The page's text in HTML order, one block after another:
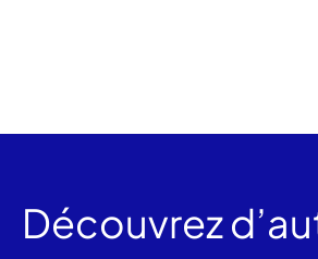
Découvrez